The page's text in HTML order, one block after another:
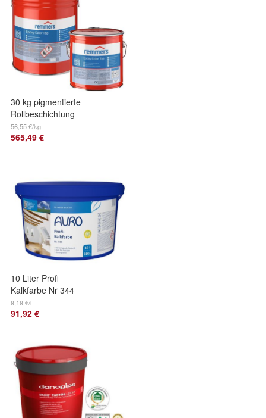
30 kg pigmentierte
Rollbeschichtung
Epoxy Color Top
Kopfversiegelung
56,55 €/kg
565,49 €
10 Liter Profi
Kalkfarbe Nr 344
schimmelhemmend
weiß
9,19 €/l
91,92 €